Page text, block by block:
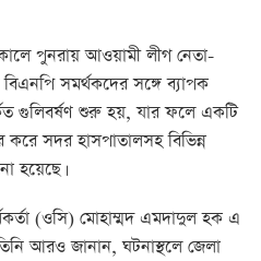
পুনরায় আওয়ামী লীগ নেতা-
বিএনপি সমর্থকদের সঙ্গে ব্যাপক
গুলিবর্ষণ শুরু হয়, যার ফলে একটি
করে সদর হাসপাতালসহ বিভিন্ন
হয়েছে।
(ওসি) মোহাম্মদ এমদাদুল হক এ
আরও জানান, ঘটনাস্থলে জেলা